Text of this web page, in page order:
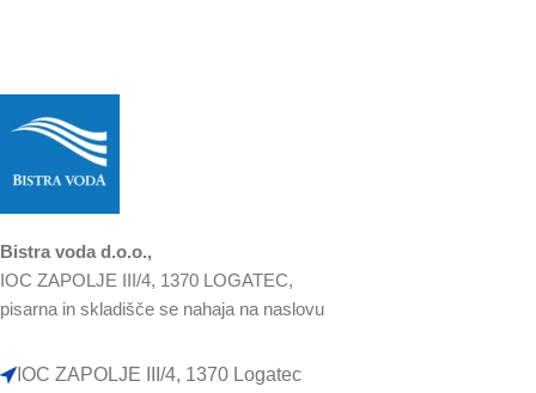
Bistra voda d.o.o.,
IOC ZAPOLJE III/4, 1370 LOGATEC,
pisarna in skladišče se nahaja na naslovu
IOC ZAPOLJE III/4, 1370 Logatec